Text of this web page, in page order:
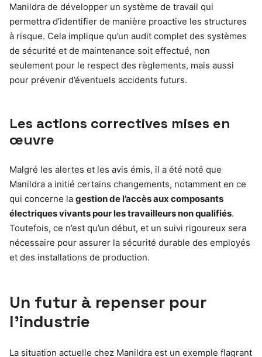
Manildra de développer un système de travail qui
permettra d’identifier de manière proactive les structures
à risque. Cela implique qu’un audit complet des systèmes
de sécurité et de maintenance soit effectué, non
seulement pour le respect des règlements, mais aussi
pour prévenir d’éventuels accidents futurs.
Les actions correctives mises en
œuvre
Malgré les alertes et les avis émis, il a été noté que
Manildra a initié certains changements, notamment en ce
qui concerne la gestion de l’accès aux composants
électriques vivants pour les travailleurs non qualifiés.
Toutefois, ce n’est qu’un début, et un suivi rigoureux sera
nécessaire pour assurer la sécurité durable des employés
et des installations de production.
Un futur à repenser pour
l’industrie
La situation actuelle chez Manildra est un exemple flagrant